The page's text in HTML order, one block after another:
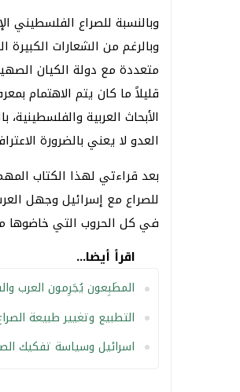
وبالنسبة للصراع الفلسطيني
وبالرغم من الشعارات
متعددة مع دولة الكيان
قليلاً ما كان يتم الاهتمام
الأبحاث العربية
العدو لا يعني بالضرورة
بعد قراءتي لهذا الكتاب
للصراع مع إسرائيل وجهل
في كل الحروب التي خاضوها
اقرأ أيضا...
المطَبِعون يُجَرِمون العرب
التطبيع وتغيير طبيعة
اسرائيل وسياسة تفكيك